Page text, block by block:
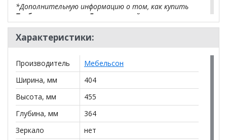
*Дополнительную информацию о том, как купить
Тумба прикроватная Белла
уточняйте у нашего
менеджера по телефону+79292022735.
**Цены на официальном сайте100диванов.com
действительны только для интернет-магазина
могут отличаться от цен в розничных магазинах-
салонах сети!
Характеристики:
Производитель
Мебельсон
Ширина, мм
404
Высота, мм
455
Глубина, мм
364
Зеркало
нет